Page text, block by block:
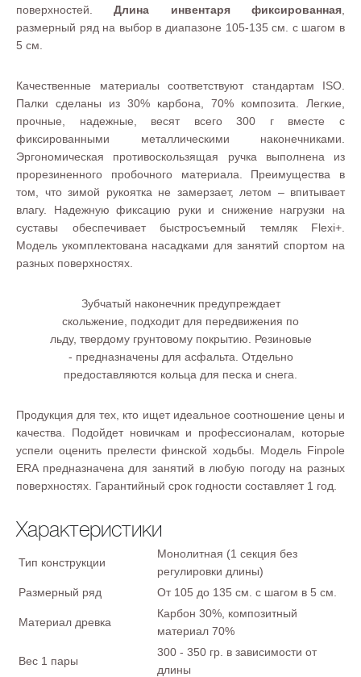
поверхностей.Длина инвентаря фиксированная
размерный ряд на выбор в диапазоне 105-135 см. с шагом в
5 см.
Качественные материалы соответствуют стандартам ISO.
Палки сделаны из 30% карбона, 70% композита. Легкие,
прочные, надежные, весят всего 300 г вместе с
фиксированными металлическими наконечниками.
Эргономическая противоскользящая ручка выполнена из
прорезиненного пробочного материала. Преимущества в
том, что зимой рукоятка не замерзает, летом – впитывает
влагу. Надежную фиксацию руки и снижение нагрузки на
суставы обеспечивает быстросъемный темляк Flexi+.
Модель укомплектована насадками для занятий спортом на
разных поверхностях.
Зубчатый наконечник предупреждает
скольжение, подходит для передвижения по
льду, твердому грунтовому покрытию. Резиновые
- предназначены для асфальта. Отдельно
предоставляются кольца для песка и снега.
Продукция для тех, кто ищет идеальное соотношение цены и
качества. Подойдет новичкам и профессионалам, которые
успели оценить прелести финской ходьбы. Модель Finpole
ERA предназначена для занятий в любую погоду на разных
поверхностях. Гарантийный срок годности составляет 1 год.
Характеристики
Тип конструкции
Монолитная (1 секция без
регулировки длины)
Размерный ряд
От 105 до 135 см. с шагом в 5 см.
Материал древка
Карбон 30%, композитный
материал 70%
Вес 1 пары
300 - 350 гр. в зависимости от
длины